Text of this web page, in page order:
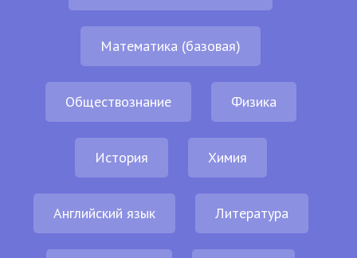
Математика (базовая)
Обществознание Физика
История Химия
Английский язык Литература